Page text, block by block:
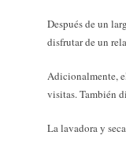
Después de un
disfrutar de un
Adicionalmente,
visitas. También
La lavadora y